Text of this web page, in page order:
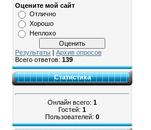
Оцените мой сайт
Отлично
Хорошо
Неплохо
Результаты | Архив опросов
Всего ответов: 139
Статистика
Онлайн всего: 1
Гостей: 1
Пользователей: 0